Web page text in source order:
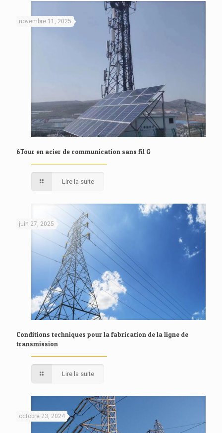
novembre 11, 2025
6Tour en acier de communication sans fil G
Lire la suite
juin 27, 2025
Conditions techniques pour la fabrication de la ligne de
transmission
Lire la suite
octobre 23, 2024